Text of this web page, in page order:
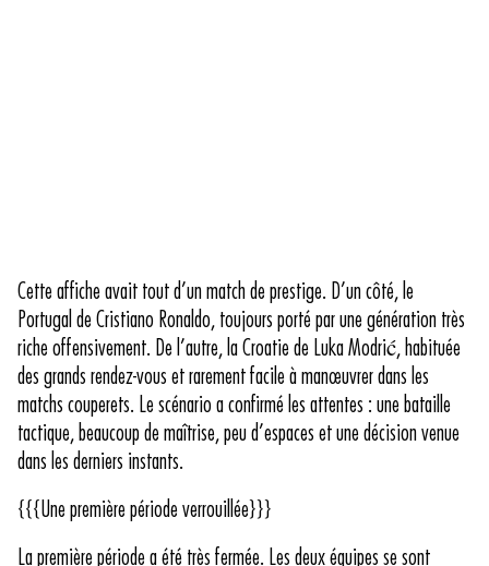
Cette affiche avait tout d’un match de prestige. D’un côté, le
Portugal de Cristiano Ronaldo, toujours porté par une génération très
riche offensivement. De l’autre, la Croatie de Luka Modrić, habituée
des grands rendez-vous et rarement facile à manœuvrer dans les
matchs couperets. Le scénario a confirmé les attentes : une bataille
tactique, beaucoup de maîtrise, peu d’espaces et une décision venue
dans les derniers instants.
{{{Une première période verrouillée}}}
La première période a été très fermée. Les deux équipes se sont